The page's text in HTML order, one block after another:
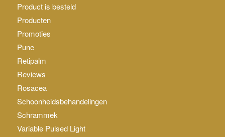
Product is besteld
Producten
Promoties
Pune
Retipalm
Reviews
Rosacea
Schoonheidsbehandelingen
Schrammek
Variable Pulsed Light